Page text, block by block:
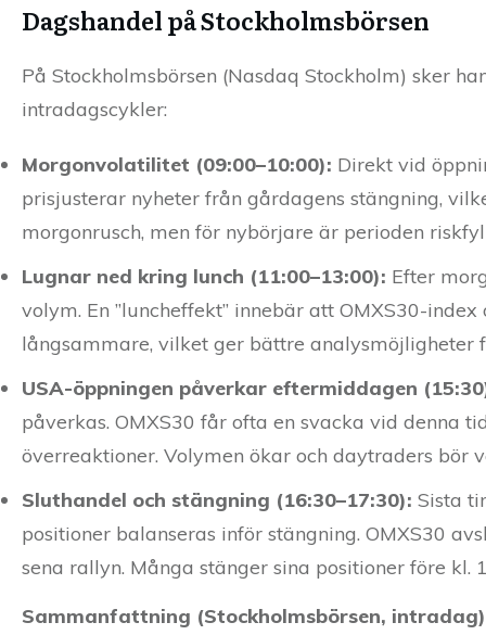
Dagshandel på Stockholmsbörsen
På Stockholmsbörsen (Nasdaq Stockholm) sker
intradagscykler:
Morgonvolatilitet (09:00–10:00): Direkt vid
prisjusterar nyheter från gårdagens stängning,
morgonrusch, men för nybörjare är perioden
Lugnar ned kring lunch (11:00–13:00): Efter
volym. En ”luncheffekt” innebär att OMXS30-
långsammare, vilket ger bättre analysmöjligheter
USA-öppningen påverkar eftermiddagen
påverkas. OMXS30 får ofta en svacka vid denna
överreaktioner. Volymen ökar och daytraders bör
Sluthandel och stängning (16:30–17:30): Sista
positioner balanseras inför stängning. OMXS30
sena rallyn. Många stänger sina positioner före
Sammanfattning (Stockholmsbörsen,